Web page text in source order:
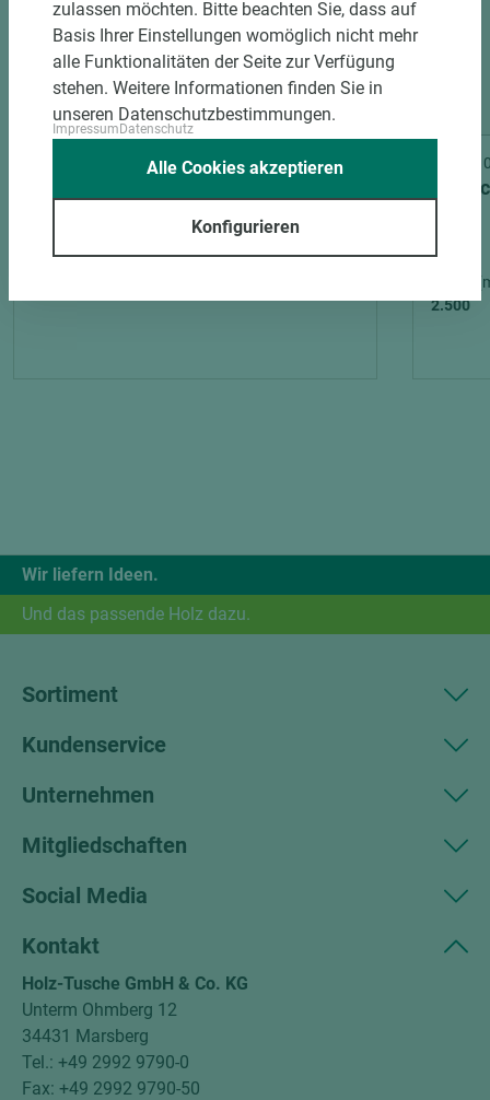
Art.-Nr. 02200001079
Color Plus JH 70-10 Nebelgrau
Art.-Nr.
Länge
2.500
Wir liefern Ideen.
Und das passende Holz dazu.
Sortiment
Kundenservice
Unternehmen
Mitgliedschaften
Social Media
Kontakt
Holz-Tusche GmbH & Co. KG
Unterm Ohmberg 12
34431 Marsberg
Tel.: +49 2992 9790-0
Fax: +49 2992 9790-50
zulassen möchten. Bitte beachten Sie, dass auf
Basis Ihrer Einstellungen womöglich nicht mehr
alle Funktionalitäten der Seite zur Verfügung
stehen. Weitere Informationen finden Sie in
unseren Datenschutzbestimmungen.
ImpressumDatenschutz
Konfigurieren
Alle Cookies akzeptieren